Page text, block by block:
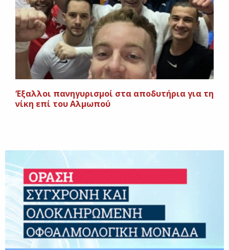
‘Εξαλλοι πανηγυρισμοί στα αποδυτήρια για τη
νίκη επί του Αλμωπού